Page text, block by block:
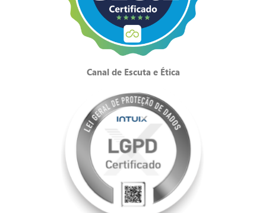
Canal de Escuta e Ética